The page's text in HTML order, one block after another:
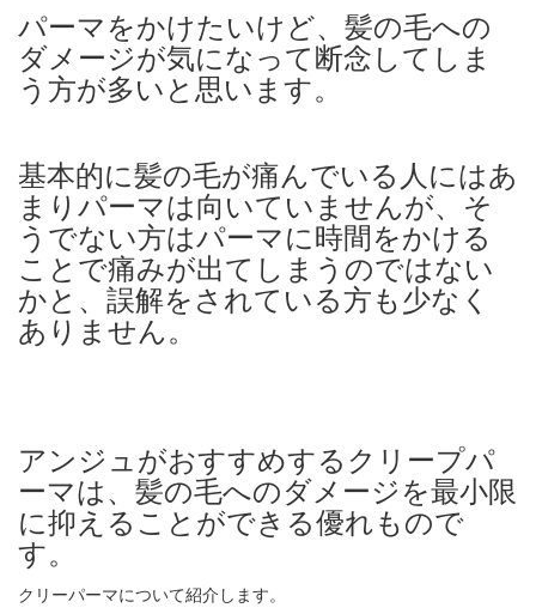
パーマをかけたいけど、髪の毛への
ダメージが気になって断念してしま
う方が多いと思います。
基本的に髪の毛が痛んでいる人にはあ
まりパーマは向いていませんが、そ
うでない方はパーマに時間をかける
ことで痛みが出てしまうのではない
かと、誤解をされている方も少なく
ありません。
アンジュがおすすめするクリープパ
ーマは、髪の毛へのダメージを最小限
に抑えることができる優れもので
す。
クリーパーマについて紹介します。